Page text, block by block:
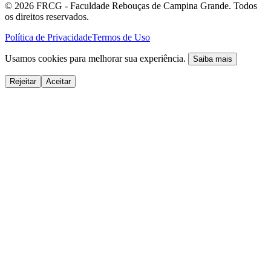
© 2026 FRCG - Faculdade Rebouças de Campina Grande. Todos
os direitos reservados.
Política de PrivacidadeTermos de Uso
Usamos cookies para melhorar sua experiência. Saiba mais
Rejeitar Aceitar